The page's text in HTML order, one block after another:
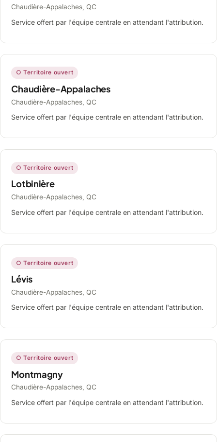
Chaudière-Appalaches, QC
Service offert par l'équipe centrale en attendant l'attribution.
○ Territoire ouvert
Chaudière-Appalaches
Chaudière-Appalaches, QC
Service offert par l'équipe centrale en attendant l'attribution.
○ Territoire ouvert
Lotbinière
Chaudière-Appalaches, QC
Service offert par l'équipe centrale en attendant l'attribution.
○ Territoire ouvert
Lévis
Chaudière-Appalaches, QC
Service offert par l'équipe centrale en attendant l'attribution.
○ Territoire ouvert
Montmagny
Chaudière-Appalaches, QC
Service offert par l'équipe centrale en attendant l'attribution.